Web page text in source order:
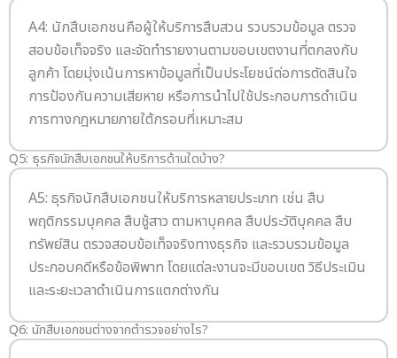
A4: นักสืบเอกชนคือผู้ให้บริการสืบสวน รวบรวมข้อมูล ตรวจ
สอบข้อเท็จจริง และจัดทำรายงานตามขอบเขตงานที่ตกลงกับ
ลูกค้า โดยมุ่งเน้นการหาข้อมูลที่เป็นประโยชน์ต่อการตัดสินใจ
การป้องกันความเสียหาย หรือการนำไปใช้ประกอบการดำเนิน
การทางกฎหมายภายใต้กรอบที่เหมาะสม
Q5: ธุรกิจนักสืบเอกชนให้บริการด้านใดบ้าง?
A5: ธุรกิจนักสืบเอกชนให้บริการหลายประเภท เช่น สืบ
พฤติกรรมบุคคล สืบชู้สาว ตามหาบุคคล สืบประวัติบุคคล สืบ
ทรัพย์สิน ตรวจสอบข้อเท็จจริงทางธุรกิจ และรวบรวมข้อมูล
ประกอบคดีหรือข้อพิพาท โดยแต่ละงานจะมีขอบเขต วิธีประเมิน
และระยะเวลาดำเนินการแตกต่างกัน
Q6: นักสืบเอกชนต่างจากตำรวจอย่างไร?